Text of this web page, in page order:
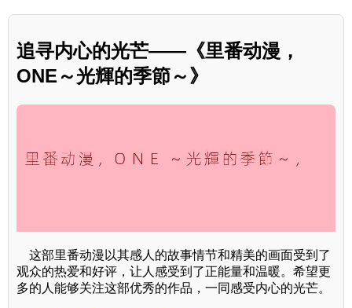
追寻内心的光芒——《里番动漫，
ONE～光輝的季節～》
这部里番动漫以其感人的故事情节和精美的画面受到了
观众的热爱和好评，让人感受到了正能量和温暖。希望更
多的人能够关注这部优秀的作品，一同感受内心的光芒。